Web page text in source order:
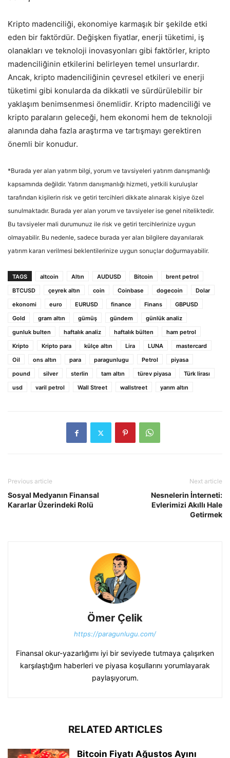
Kripto madenciliği, ekonomiye karmaşık bir şekilde etki
eden bir faktördür. Değişken fiyatlar, enerji tüketimi, iş
olanakları ve teknoloji inovasyonları gibi faktörler, kripto
madenciliğinin etkilerini belirleyen temel unsurlardır.
Ancak, kripto madenciliğinin çevresel etkileri ve enerji
tüketimi gibi konularda da dikkatli ve sürdürülebilir bir
yaklaşım benimsenmesi önemlidir. Kripto madenciliği ve
kripto paraların geleceği, hem ekonomi hem de teknoloji
alanında daha fazla araştırma ve tartışmayı gerektiren
önemli bir konudur.
*Burada yer alan yatırım bilgi, yorum ve tavsiyeleri yatırım danışmanlığı
kapsamında değildir. Yatırım danışmanlığı hizmeti, yetkili kuruluşlar
tarafından kişilerin risk ve getiri tercihleri dikkate alınarak kişiye özel
sunulmaktadır. Burada yer alan yorum ve tavsiyeler ise genel niteliktedir.
Bu tavsiyeler mali durumunuz ile risk ve getiri tercihlerinize uygun
olmayabilir. Bu nedenle, sadece burada yer alan bilgilere dayanılarak
yatırım kararı verilmesi beklentilerinize uygun sonuçlar doğurmayabilir.
TAGS altcoin Altın AUDUSD Bitcoin
brent petrol
BTCUSD
çeyrek altın coin Coinbase dogecoin
Dolar
ekonomi
euro EURUSD finance Finans
GBPUSD
Gold
gram altın gümüş gündem
günlük analiz
gunluk bulten
haftalık analiz haftalık bülten
ham petrol
Kripto
Kripto para külçe altın Lira LUNA
mastercard
Oil
ons altın para paragunlugu Petrol
piyasa
pound
silver sterlin tam altın türev piyasa
Türk lirası
usd
varil petrol Wall Street wallstreet yarım altın
Previous article
Sosyal Medyanın Finansal
Kararlar Üzerindeki Rolü
Next article
Nesnelerin İnterneti:
Evlerimizi Akıllı Hale
Getirmek
Ömer Çelik
https://paragunlugu.com/
Finansal okur-yazarlığımı iyi bir seviyede tutmaya çalışırken
karşılaştığım haberleri ve piyasa koşullarını yorumlayarak
paylaşıyorum.
RELATED ARTICLES
Bitcoin Fiyatı Ağustos Ayını